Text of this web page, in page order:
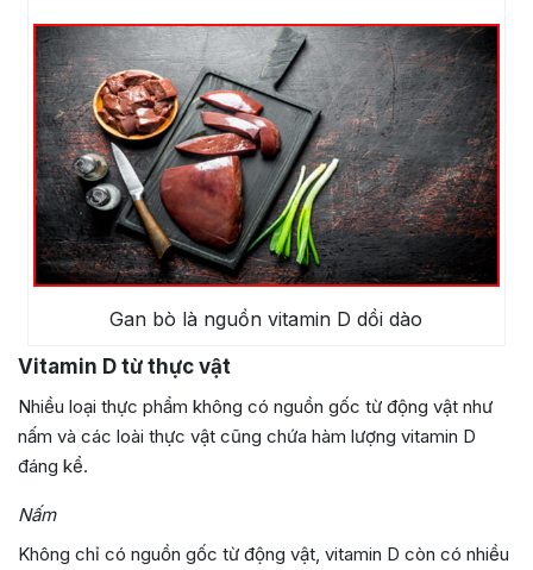
Gan bò là nguồn vitamin D dồi dào
Vitamin D từ thực vật
Nhiều loại thực phẩm không có nguồn gốc từ động vật như
nấm và các loài thực vật cũng chứa hàm lượng vitamin D
đáng kể.
Nấm
Không chỉ có nguồn gốc từ động vật, vitamin D còn có nhiều